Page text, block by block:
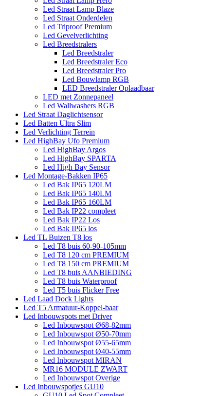
Led Straat Lamp Blaze
Led Straat Onderdelen
Led Triproof Premium
Led Gevelverlichting
Led Breedstralers
Led Breedstraler
Led Breedstraler Eco
Led Breedstraler Pro
Led Bouwlamp RGB
LED Breedstraler Oplaadbaar
LED met Zonnepaneel
Led Wallwashers RGB
Led Straat Daglichtsensor
Led Batten Ultra Slim
Led Verlichting Terrein
Led HighBay Ufo Premium
Led HighBay Argos
Led HighBay SPARTA
Led High Bay Sensor
Led Montage-Bakken IP65
Led Bak IP65 120LM
Led Bak IP65 140LM
Led Bak IP65 160LM
Led Bak IP22 compleet
Led Bak IP22 Los
Led Bak IP65 los
Led TL Buizen T8 los
Led T8 buis 60-90-105mm
Led T8 120 cm PREMIUM
Led T8 150 cm PREMIUM
Led T8 buis AANBIEDING
Led T8 buis Waterproof
Led T5 buis Flicker Free
Led Laad Dock Lights
Led T5 Armatuur-Koppel-baar
Led Inbouwspots met Driver
Led Inbouwspot Ø68-82mm
Led Inbouwspot Ø50-70mm
Led Inbouwspot Ø55-65mm
Led Inbouwspot Ø40-55mm
Led Inbouwspot MIRAN
MR16 MODULE ZWART
Led Inbouwspot Overige
Led Inbouwspotjes GU10